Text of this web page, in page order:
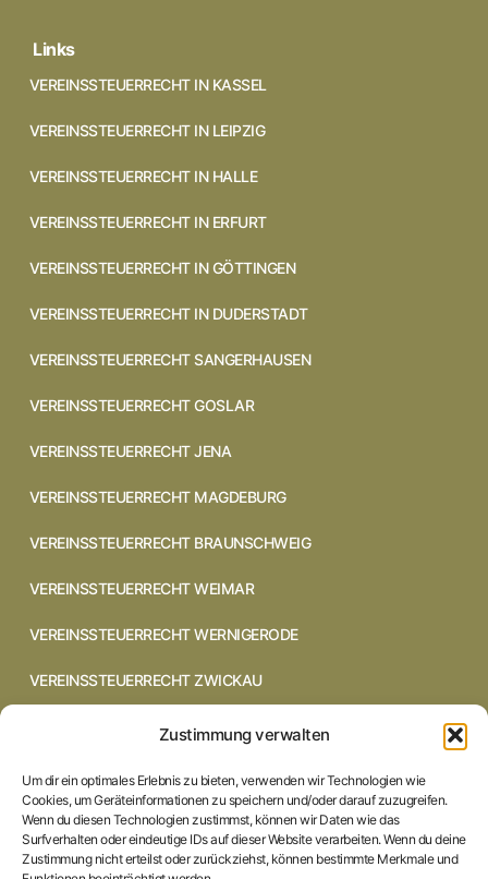
Zustimmung verwalten
Um dir ein optimales Erlebnis zu bieten, verwenden wir Technologien wie
Cookies, um Geräteinformationen zu speichern und/oder darauf zuzugreifen.
Wenn du diesen Technologien zustimmst, können wir Daten wie das
Surfverhalten oder eindeutige IDs auf dieser Website verarbeiten. Wenn du deine
Zustimmung nicht erteilst oder zurückziehst, können bestimmte Merkmale und
Links
VEREINSSTEUERRECHT IN KASSEL
VEREINSSTEUERRECHT IN LEIPZIG
VEREINSSTEUERRECHT IN HALLE
VEREINSSTEUERRECHT IN ERFURT
VEREINSSTEUERRECHT IN GÖTTINGEN
VEREINSSTEUERRECHT IN DUDERSTADT
VEREINSSTEUERRECHT SANGERHAUSEN
VEREINSSTEUERRECHT GOSLAR
VEREINSSTEUERRECHT JENA
VEREINSSTEUERRECHT MAGDEBURG
VEREINSSTEUERRECHT BRAUNSCHWEIG
VEREINSSTEUERRECHT WEIMAR
VEREINSSTEUERRECHT WERNIGERODE
VEREINSSTEUERRECHT ZWICKAU
VEREINSSTEUERRECHT CHEMNITZ
VEREINSSTEUERRECHT DRESDEN
VEREINSSTEUERRECHT COTTBUS
VEREINSSTEUERRECHT IN BRAUNSCHWEIG